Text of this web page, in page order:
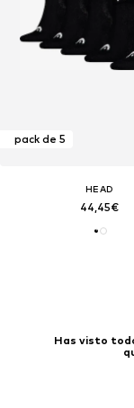
pack de 5
HEAD
44,45€
Has visto